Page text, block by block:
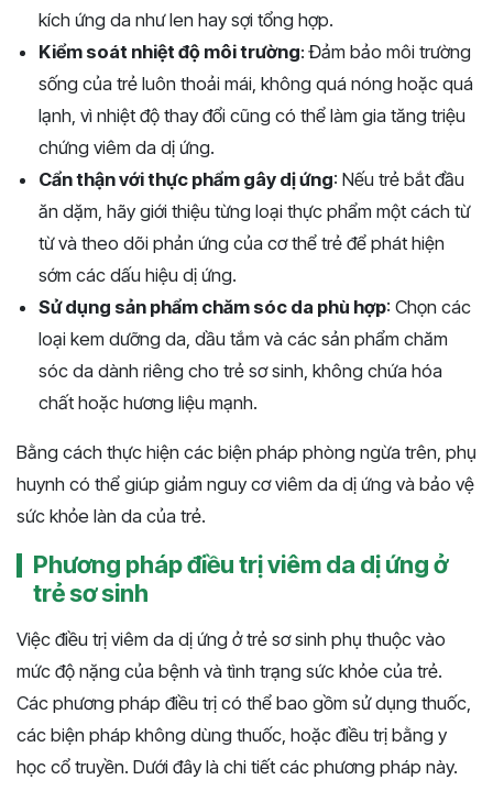
kích ứng da như len hay sợi tổng hợp.
Kiểm soát nhiệt độ môi trường: Đảm bảo môi trường
sống của trẻ luôn thoải mái, không quá nóng hoặc quá
lạnh, vì nhiệt độ thay đổi cũng có thể làm gia tăng triệu
chứng viêm da dị ứng.
Cẩn thận với thực phẩm gây dị ứng: Nếu trẻ bắt đầu
ăn dặm, hãy giới thiệu từng loại thực phẩm một cách từ
từ và theo dõi phản ứng của cơ thể trẻ để phát hiện
sớm các dấu hiệu dị ứng.
Sử dụng sản phẩm chăm sóc da phù hợp: Chọn các
loại kem dưỡng da, dầu tắm và các sản phẩm chăm
sóc da dành riêng cho trẻ sơ sinh, không chứa hóa
chất hoặc hương liệu mạnh.
Bằng cách thực hiện các biện pháp phòng ngừa trên, phụ
huynh có thể giúp giảm nguy cơ viêm da dị ứng và bảo vệ
sức khỏe làn da của trẻ.
Phương pháp điều trị viêm da dị ứng ở
trẻ sơ sinh
Việc điều trị viêm da dị ứng ở trẻ sơ sinh phụ thuộc vào
mức độ nặng của bệnh và tình trạng sức khỏe của trẻ.
Các phương pháp điều trị có thể bao gồm sử dụng thuốc,
các biện pháp không dùng thuốc, hoặc điều trị bằng y
học cổ truyền. Dưới đây là chi tiết các phương pháp này.